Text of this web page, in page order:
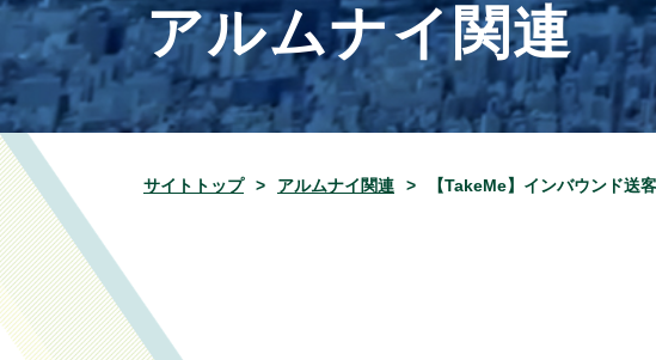
アルムナイ関連
サイトトップ アルムナイ関連 【TakeMe】インバウンド送